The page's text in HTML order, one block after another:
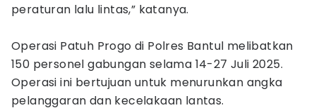
peraturan lalu lintas,” katanya.
‎Operasi Patuh Progo di Polres Bantul melibatkan
150 personel gabungan selama 14-27 Juli 2025.
Operasi ini bertujuan untuk menurunkan angka
pelanggaran dan kecelakaan lantas.